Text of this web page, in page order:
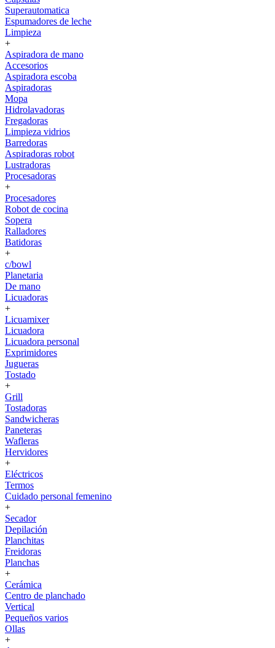
Superautomatica
Espumadores de leche
Limpieza
+
Aspiradora de mano
Accesorios
Aspiradora escoba
Aspiradoras
Mopa
Hidrolavadoras
Fregadoras
Limpieza vidrios
Barredoras
Aspiradoras robot
Lustradoras
Procesadoras
+
Procesadores
Robot de cocina
Sopera
Ralladores
Batidoras
+
c/bowl
Planetaria
De mano
Licuadoras
+
Licuamixer
Licuadora
Licuadora personal
Exprimidores
Jugueras
Tostado
+
Grill
Tostadoras
Sandwicheras
Paneteras
Wafleras
Hervidores
+
Eléctricos
Termos
Cuidado personal femenino
+
Secador
Depilación
Planchitas
Freidoras
Planchas
+
Cerámica
Centro de planchado
Vertical
Pequeños varios
Ollas
+